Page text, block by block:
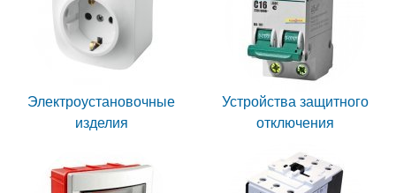
Электроустановочные
изделия
Устройства защитного
отключения